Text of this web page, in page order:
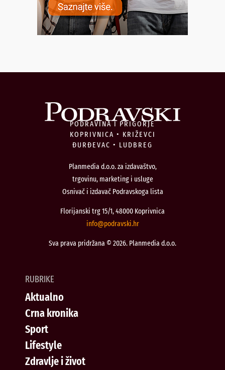
PODRAVINA I PRIGORJE
KOPRIVNICA • KRIŽEVCI
ĐURĐEVAC • LUDBREG
Planmedia d.o.o. za izdavaštvo,
trgovinu, marketing i usluge
Osnivač i izdavač Podravskoga lista
Florijanski trg 15/1, 48000 Koprivnica
rh.iksvardop
@ofni
Sva prava pridržana © 2026. Planmedia d.o.o.
RUBRIKE
Aktualno
Crna kronika
Sport
Lifestyle
Zdravlje i život